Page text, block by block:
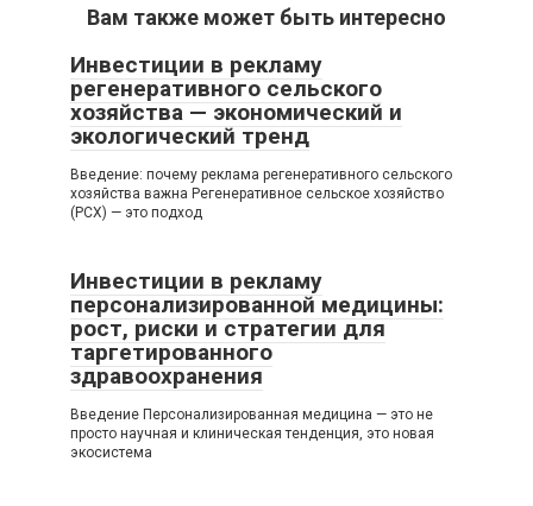
Вам также может быть интересно
Инвестиции в рекламу
регенеративного сельского
хозяйства — экономический и
экологический тренд
Введение: почему реклама регенеративного сельского
хозяйства важна Регенеративное сельское хозяйство
(РСХ) — это подход
Инвестиции в рекламу
персонализированной медицины:
рост, риски и стратегии для
таргетированного
здравоохранения
Введение Персонализированная медицина — это не
просто научная и клиническая тенденция, это новая
экосистема